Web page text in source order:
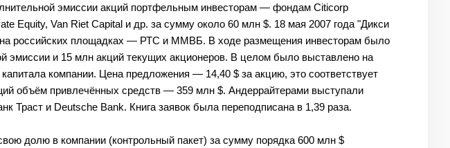
эмиссии акций портфельным инвесторам — фондам Citicorp
Equity, Van Riet Capital и др. за сумму около 60 млн $. 18 мая 2007 года "Дикси
на российских площадках — РТС и ММВБ. В ходе размещения инвесторам было
эмиссии и 15 млн акций текущих акционеров. В целом было выставлено на
компании. Цена предложения — 14,40 $ за акцию, это соответствует
объём привлечённых средств — 359 млн $. Андеррайтерами выступали
Траст и Deutsche Bank. Книга заявок была переподписана в 1,39 раза.
долю в компании (контрольный пакет) за сумму порядка 600 млн $